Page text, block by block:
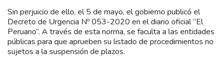
Sin perjuicio de ello, el 5 de mayo, el gobierno publicó el
Decreto de Urgencia Nº 053-2020 en el diario oficial “El
Peruano”. A través de esta norma, se faculta a las entidades
públicas para que aprueben su listado de procedimientos no
sujetos a la suspensión de plazos.